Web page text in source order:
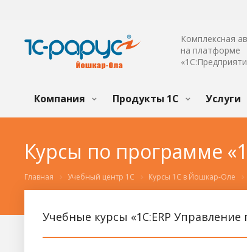
Комплексная
на платформе
Компания Продукты 1С Услуги
Курсы по программе
Главная Учебный центр 1С Курсы 1С в Йошкар-Оле
Учебные курсы «1С:ERP